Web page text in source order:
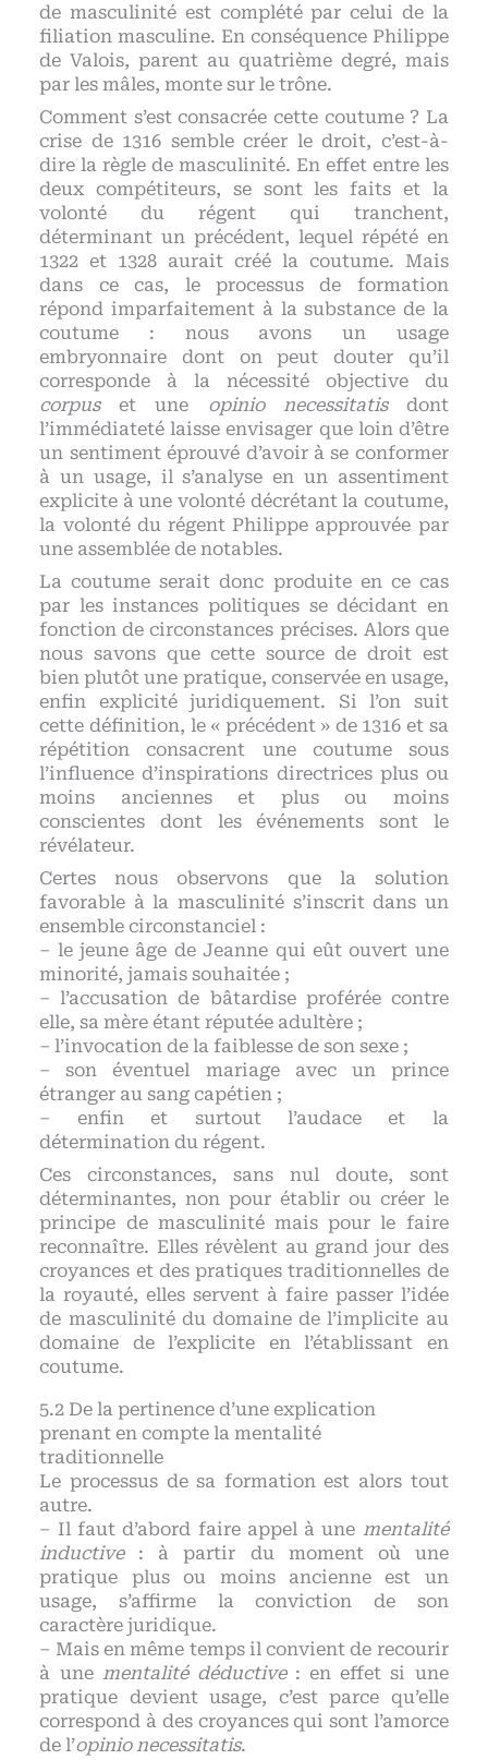
de masculinité est complété par celui de la
filiation masculine. En conséquence Philippe
de Valois, parent au quatrième degré, mais
par les mâles, monte sur le trône.
Comment s’est consacrée cette coutume ? La
crise de 1316 semble créer le droit, c’est-à-
dire la règle de masculinité. En effet entre les
deux compétiteurs, se sont les faits et la
volonté du régent qui tranchent,
déterminant un précédent, lequel répété en
1322 et 1328 aurait créé la coutume. Mais
dans ce cas, le processus de formation
répond imparfaitement à la substance de la
coutume : nous avons un usage
embryonnaire dont on peut douter qu’il
corresponde à la nécessité objective du
corpuset une opinio necessitatisdont
l’immédiateté laisse envisager que loin d’être
un sentiment éprouvé d’avoir à se conformer
à un usage, il s’analyse en un assentiment
explicite à une volonté décrétant la coutume,
la volonté du régent Philippe approuvée par
une assemblée de notables.
La coutume serait donc produite en ce cas
par les instances politiques se décidant en
fonction de circonstances précises. Alors que
nous savons que cette source de droit est
bien plutôt une pratique, conservée en usage,
enfin explicité juridiquement. Si l’on suit
cette définition, le « précédent » de 1316 et sa
répétition consacrent une coutume sous
l’influence d’inspirations directrices plus ou
moins anciennes et plus ou moins
conscientes dont les événements sont le
révélateur.
Certes nous observons que la solution
favorable à la masculinité s’inscrit dans un
ensemble circonstanciel :
– le jeune âge de Jeanne qui eût ouvert une
minorité, jamais souhaitée ;
– l’accusation de bâtardise proférée contre
elle, sa mère étant réputée adultère ;
– l’invocation de la faiblesse de son sexe ;
– son éventuel mariage avec un prince
étranger au sang capétien ;
– enfin et surtout l’audace et la
détermination du régent.
Ces circonstances, sans nul doute, sont
déterminantes, non pour établir ou créer le
principe de masculinité mais pour le faire
reconnaître. Elles révèlent au grand jour des
croyances et des pratiques traditionnelles de
la royauté, elles servent à faire passer l’idée
de masculinité du domaine de l’implicite au
domaine de l’explicite en l’établissant en
coutume.
De la pertinence d’une explication
prenant en compte la mentalité
traditionnelle
Le processus de sa formation est alors tout
autre.
– Il faut d’abord faire appel à une mentalité
inductive: à partir du moment où une
pratique plus ou moins ancienne est un
usage, s’affirme la conviction de son
caractère juridique.
– Mais en même temps il convient de recourir
à une mentalité déductive: en effet si une
pratique devient usage, c’est parce qu’elle
correspond à des croyances qui sont l’amorce
de l’opinio necessitatis.